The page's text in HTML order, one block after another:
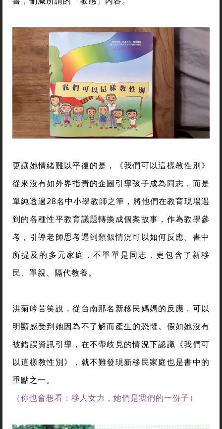
在校園裡也可說是「乖乖牌老師」，從沒想過會因為
編纂專書而踏上性別教育的戰場。本應與老師站在第
一線的政府單位，過程中卻不斷退縮，多次召回這本
書，刪減所謂的「敏感」內容。
更讓她情緒難以平復的是，《我們可以這樣教性別》
從來沒有如外界指責的企圖引導孩子成為同志，而是
到的各種性平教育議題轉換成個案故事，作為教學參
考，引導老師思考遇到類似情況可以如何反應。書中
所提及的多元家庭，不單單是同志，更包含了新移
民、單親、隔代教養。
洪菊吟苦笑說，從台南那名新移民媽媽的反應，可以